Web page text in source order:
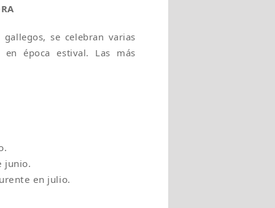
se celebran varias
época estival. Las más
junio.
en julio.